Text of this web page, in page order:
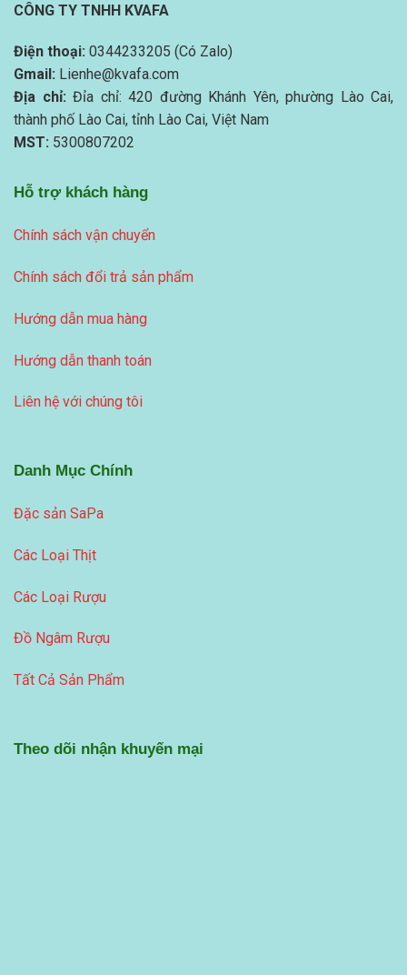
CÔNG TY TNHH KVAFA
Điện thoại: 0344233205 (Có Zalo)
Gmail: Lienhe@kvafa.com
Địa chỉ: Đỉa chỉ: 420 đường Khánh Yên, phường Lào Cai,
thành phố Lào Cai, tỉnh Lào Cai, Việt Nam
MST: 5300807202
Hỗ trợ khách hàng
Chính sách vận chuyển
Chính sách đổi trả sản phẩm
Hướng dẫn mua hàng
Hướng dẫn thanh toán
Liên hệ với chúng tôi
Danh Mục Chính
Đặc sản SaPa
Các Loại Thịt
Các Loại Rượu
Đồ Ngâm Rượu
Tất Cả Sản Phẩm
Theo dõi nhận khuyến mại